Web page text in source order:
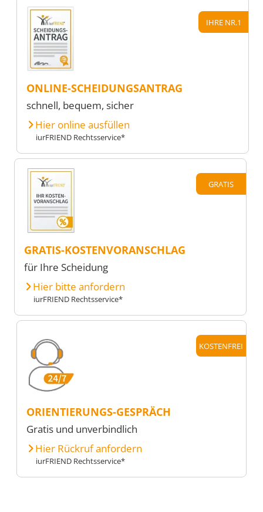
IHRE NR.1
ONLINE-SCHEIDUNGSANTRAG
schnell, bequem, sicher
Hier online ausfüllen
iurFRIEND Rechtsservice*
GRATIS
GRATIS-KOSTENVORANSCHLAG
für Ihre Scheidung
Hier bitte anfordern
iurFRIEND Rechtsservice*
KOSTENFREI
ORIENTIERUNGS-GESPRÄCH
Gratis und unverbindlich
Hier Rückruf anfordern
iurFRIEND Rechtsservice*